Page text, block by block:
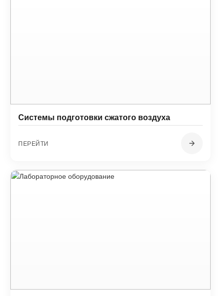
Системы подготовки сжатого воздуха
ПЕРЕЙТИ